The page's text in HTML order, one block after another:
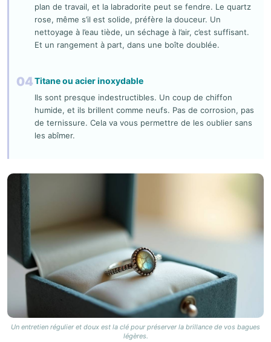
plan de travail, et la labradorite peut se fendre. Le quartz
rose, même s’il est solide, préfère la douceur. Un
nettoyage à l’eau tiède, un séchage à l’air, c’est suffisant.
Et un rangement à part, dans une boîte doublée.
04Titane ou acier inoxydable
Ils sont presque indestructibles. Un coup de chiffon
humide, et ils brillent comme neufs. Pas de corrosion, pas
de ternissure. Cela va vous permettre de les oublier sans
les abîmer.
Un entretien régulier et doux est la clé pour préserver la brillance de vos bagues
légères.